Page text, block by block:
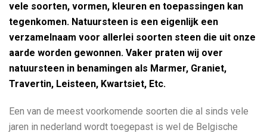
vele soorten, vormen, kleuren en toepassingen kan
tegenkomen. Natuursteen is een eigenlijk een
verzamelnaam voor allerlei soorten steen die uit onze
aarde worden gewonnen. Vaker praten wij over
natuursteen in benamingen als Marmer, Graniet,
Travertin, Leisteen, Kwartsiet, Etc.
Een van de meest voorkomende soorten die al sinds vele
jaren in nederland wordt toegepast is wel de Belgische